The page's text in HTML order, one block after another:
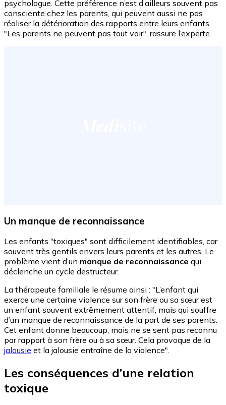
psychologue. Cette préférence n’est d’ailleurs souvent pas
consciente chez les parents, qui peuvent aussi ne pas
réaliser la détérioration des rapports entre leurs enfants.
"Les parents ne peuvent pas tout voir", rassure l’experte.
Un manque de reconnaissance
Les enfants "toxiques" sont difficilement identifiables, car
souvent très gentils envers leurs parents et les autres. Le
problème vient d’un manque de reconnaissance qui
déclenche un cycle destructeur.
La thérapeute familiale le résume ainsi : "L’enfant qui
exerce une certaine violence sur son frère ou sa sœur est
un enfant souvent extrêmement attentif, mais qui souffre
d’un manque de reconnaissance de la part de ses parents.
Cet enfant donne beaucoup, mais ne se sent pas reconnu
par rapport à son frère ou à sa sœur. Cela provoque de la
jalousie et la jalousie entraîne de la violence".
Les conséquences d’une relation
toxique